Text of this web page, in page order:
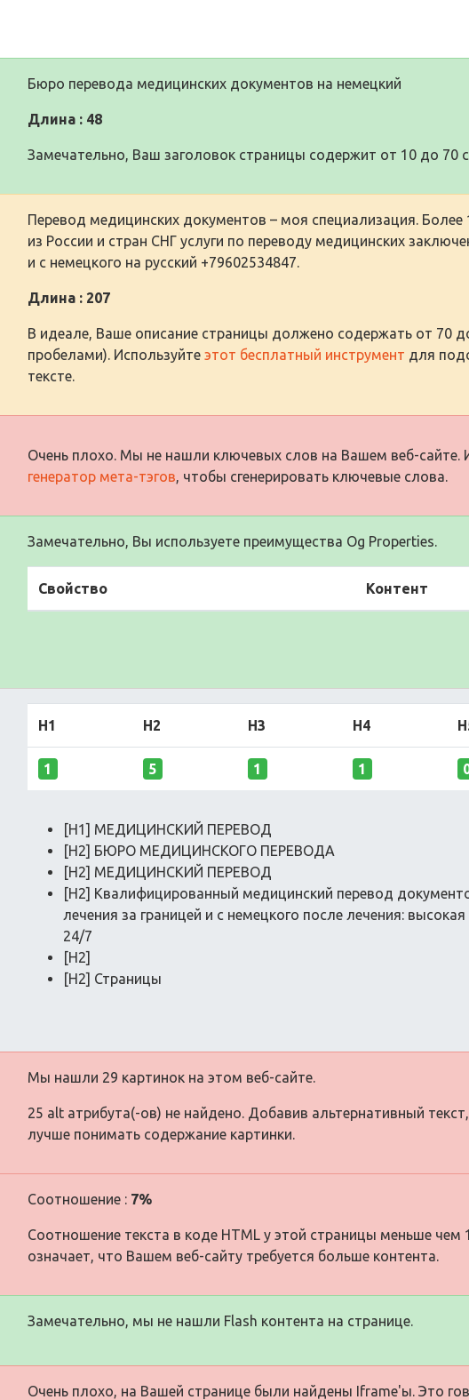
Бюро перевода медицинских документов на немецкий
Длина : 48
Замечательно, Ваш заголовок страницы содержит от 10 до 70
Перевод медицинских документов – моя специализация.
из России и стран СНГ услуги по переводу медицинских
и с немецкого на русский +79602534847.
Длина : 207
В идеале, Ваше описание страницы должено содержать от 70
пробелами). Используйте этот бесплатный инструмент для
тексте.
Очень плохо. Мы не нашли ключевых слов на Вашем веб-сайте.
генератор мета-тэгов, чтобы сгенерировать ключевые слова.
Замечательно, Вы используете преимущества Og Properties.
Свойство Контент
H1 H2 H3 H4
1 5 1 1
[H1] МЕДИЦИНСКИЙ ПЕРЕВОД
[H2] БЮРО МЕДИЦИНСКОГО ПЕРЕВОДА
[H2] МЕДИЦИНСКИЙ ПЕРЕВОД
[H2] Квалифицированный медицинский перевод
лечения за границей и с немецкого после лечения:
24/7
[H2]
[H2] Страницы
Мы нашли 29 картинок на этом веб-сайте.
25 alt атрибута(-ов) не найдено. Добавив альтернативный
лучше понимать содержание картинки.
Соотношение : 7%
Соотношение текста в коде HTML у этой страницы меньше чем
означает, что Вашем веб-сайту требуется больше контента.
Замечательно, мы не нашли Flash контента на странице.
Очень плохо, на Вашей странице были найдены Iframe'ы. Это